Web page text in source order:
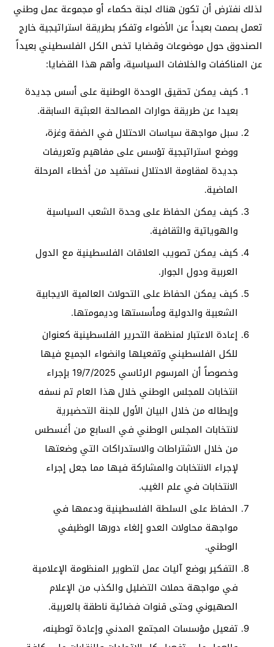
لذلك نفترض أن تكون هناك لجنة حكماء أو مجموعة عمل وطني
تعمل بصمت بعيداً عن الأضواء وتفكر بطريقة استراتيجية خارج
الصندوق حول موضوعات وقضايا تخص الكل الفلسطيني بعيداً
عن المناكفات والخلافات السياسية، وأهم هذا القضايا:
كيف يمكن تحقيق الوحدة الوطنية على أسس جديدة
بعيدا عن طريقة حوارات المصالحة العبثية السابقة.
سبل مواجهة سياسات الاحتلال في الضفة وغزة،
ووضع استراتيجية تؤسس على مفاهيم وتعريفات
جديدة لمقاومة الاحتلال نستفيد من أخطاء المرحلة
الماضية.
كيف يمكن الحفاظ على وحدة الشعب السياسية
والهوياتية والثقافية.
كيف يمكن تصويب العلاقات الفلسطينية مع الدول
العربية ودول الجوار.
كيف يمكن الحفاظ على التحولات العالمية الايجابية
الشعبية والدولية ومأسستها وديمومتها.
إعادة الاعتبار لمنظمة التحرير الفلسطينية كعنوان
للكل الفلسطيني وتفعيلها وانضواء الجميع فيها
وخصوصاً أن المرسوم الرئاسي 19/7/2025 بإجراء
انتخابات للمجلس الوطني خلال هذا العام تم نسفه
وإبطاله من خلال البيان الأول للجنة التحضيرية
لانتخابات المجلس الوطني في السابع من أغسطس
من خلال الاشتراطات والاستدراكات التي وضعتها
لإجراء الانتخابات والمشاركة فيها مما جعل إجراء
الانتخابات في علم الغيب.
الحفاظ على السلطة الفلسطينية ودعمها في
مواجهة محاولات العدو إلغاء دورها الوظيفي
الوطني.
التفكير بوضع آليات عمل لتطوير المنظومة الإعلامية
في مواجهة حملات التضليل والكذب من الإعلام
الصهيوني وحتى قنوات فضائية ناطقة بالعربية.
تفعيل مؤسسات المجتمع المدني وإعادة توطينه،